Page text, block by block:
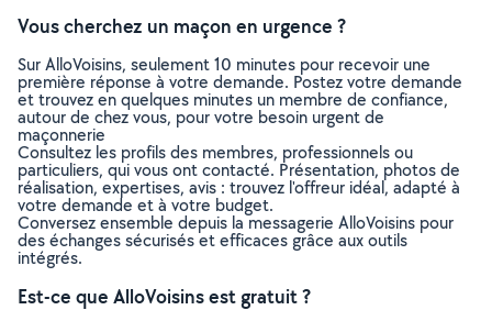
Vous cherchez un maçon en urgence ?
Sur AlloVoisins, seulement 10 minutes pour recevoir une
première réponse à votre demande. Postez votre demande
et trouvez en quelques minutes un membre de confiance,
autour de chez vous, pour votre besoin urgent de
maçonnerie
Consultez les profils des membres, professionnels ou
particuliers, qui vous ont contacté. Présentation, photos de
réalisation, expertises, avis : trouvez l'offreur idéal, adapté à
votre demande et à votre budget.
Conversez ensemble depuis la messagerie AlloVoisins pour
des échanges sécurisés et efficaces grâce aux outils
intégrés.
Est-ce que AlloVoisins est gratuit ?